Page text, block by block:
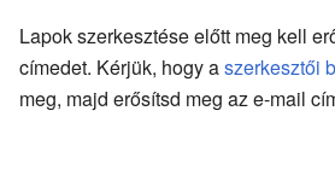
Lapok szerkesztése előtt meg kell
címedet. Kérjük, hogy aszerkesztői
meg, majd erősítsd meg az e-mail